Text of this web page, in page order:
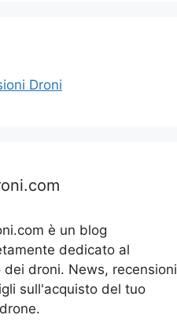
Droni
è un blog
dedicato al
dei droni. News, recensioni
sull'acquisto del tuo